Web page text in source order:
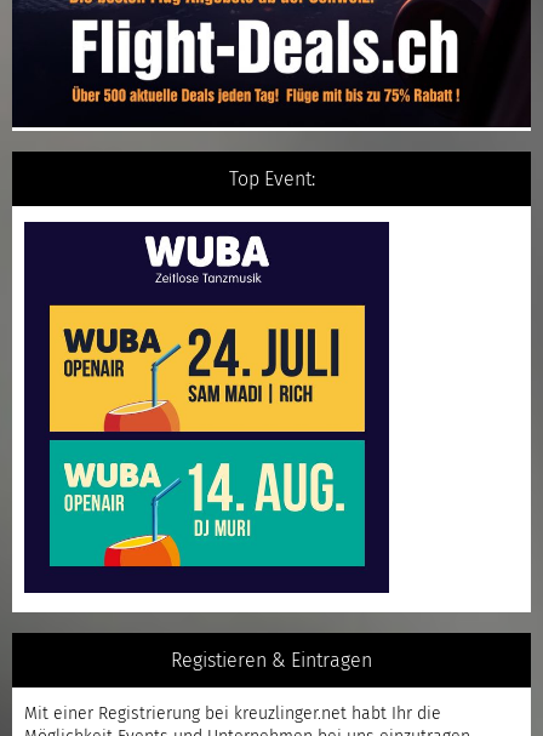
Top Event:
Registieren & Eintragen
Mit einer Registrierung bei kreuzlinger.net habt Ihr die